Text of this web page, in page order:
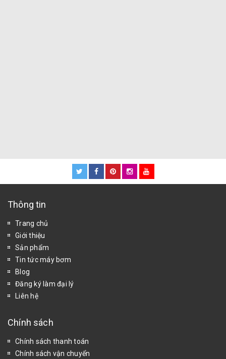
Thông tin
Trang chủ
Giới thiệu
Sản phẩm
Tin tức máy bơm
Blog
Đăng ký làm đại lý
Liên hệ
Chính sách
Chính sách thanh toán
Chính sách vận chuyển